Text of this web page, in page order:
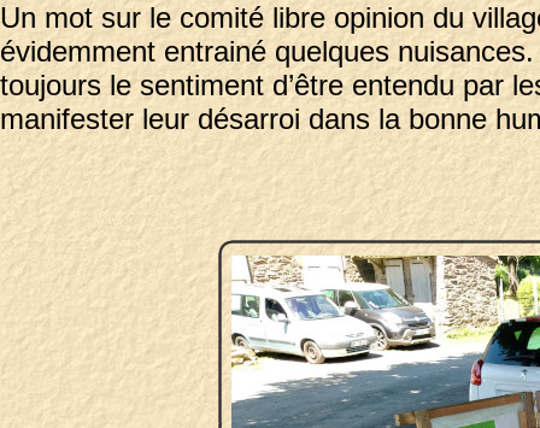
Un mot sur le comité libre opinion du
évidemment entrainé quelques
toujours le sentiment d’être entendu par
manifester leur désarroi dans la bonne